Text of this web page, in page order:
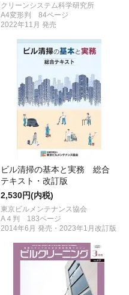
クリーンシステム科学研究所
A4変形判 84ページ
2022年11月 発売
ビル清掃の基本と実務 総合
テキスト・改訂版
2,530円(内税)
東京ビルメンテナンス協会
A４判 183ページ
2014年6月 発売・2023年1月改訂版